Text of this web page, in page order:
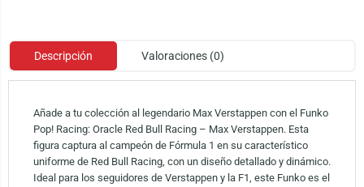
Descripción Valoraciones (0)
Añade a tu colección al legendario Max Verstappen con el Funko
Pop! Racing: Oracle Red Bull Racing – Max Verstappen. Esta
figura captura al campeón de Fórmula 1 en su característico
uniforme de Red Bull Racing, con un diseño detallado y dinámico.
Ideal para los seguidores de Verstappen y la F1, este Funko es el